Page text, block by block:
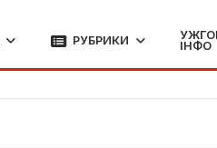
РУБРИКИ
ІНФО